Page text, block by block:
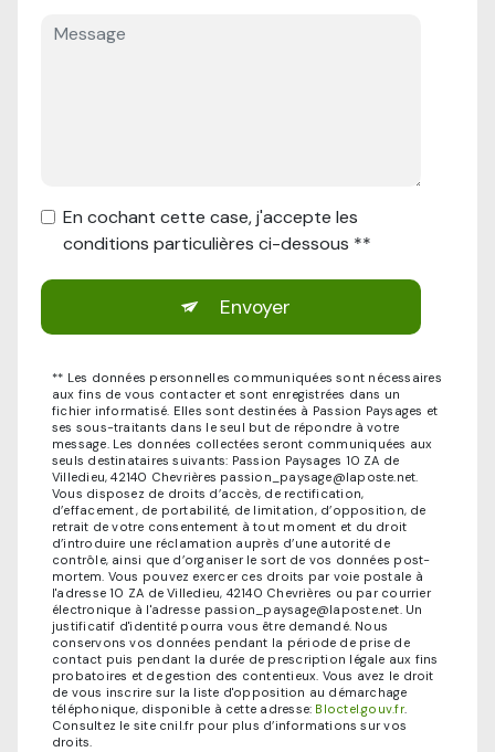
En cochant cette case, j'accepte les
conditions particulières ci-dessous **
Envoyer
** Les données personnelles communiquées sont nécessaires
aux fins de vous contacter et sont enregistrées dans un
fichier informatisé. Elles sont destinées à Passion Paysages et
ses sous-traitants dans le seul but de répondre à votre
message. Les données collectées seront communiquées aux
seuls destinataires suivants: Passion Paysages 10 ZA de
Villedieu, 42140 Chevrières passion_paysage@laposte.net.
Vous disposez de droits d’accès, de rectification,
d’effacement, de portabilité, de limitation, d’opposition, de
retrait de votre consentement à tout moment et du droit
d’introduire une réclamation auprès d’une autorité de
contrôle, ainsi que d’organiser le sort de vos données post-
mortem. Vous pouvez exercer ces droits par voie postale à
l'adresse 10 ZA de Villedieu, 42140 Chevrières ou par courrier
électronique à l'adresse passion_paysage@laposte.net. Un
justificatif d'identité pourra vous être demandé. Nous
conservons vos données pendant la période de prise de
contact puis pendant la durée de prescription légale aux fins
probatoires et de gestion des contentieux. Vous avez le droit
de vous inscrire sur la liste d'opposition au démarchage
téléphonique, disponible à cette adresse:
Bloctel.gouv.fr.
Consultez le site cnil.fr pour plus d’informations sur vos
droits.